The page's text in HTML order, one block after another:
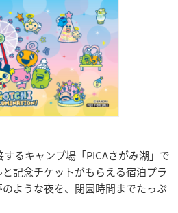
するキャンプ場「PICAさがみ湖」で
記念チケットがもらえる宿泊プラ
ような夜を、閉園時間までたっぷ